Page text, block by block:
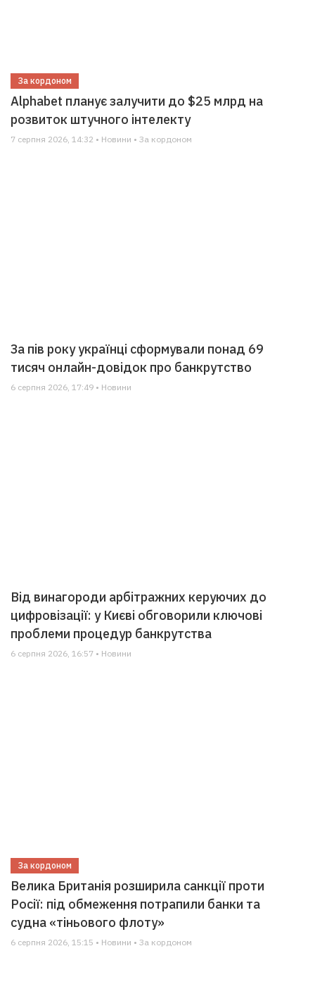
За кордоном
Alphabet планує залучити до $25 млрд на
розвиток штучного інтелекту
7 серпня 2026, 14:32 • Новини • За кордоном
За пів року українці сформували понад 69
тисяч онлайн-довідок про банкрутство
6 серпня 2026, 17:49 • Новини
Від винагороди арбітражних керуючих до
цифровізації: у Києві обговорили ключові
проблеми процедур банкрутства
6 серпня 2026, 16:57 • Новини
За кордоном
Велика Британія розширила санкції проти
Росії: під обмеження потрапили банки та
судна «тіньового флоту»
6 серпня 2026, 15:15 • Новини • За кордоном